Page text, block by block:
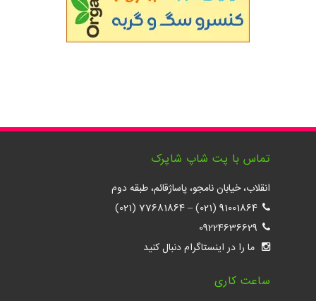
تماس با پت شاپ شاپرک
انقلاب، خیابان نامجو، پاساژقائم، طبقه دوم
91001864 (021)
–
77681864 (021)
09224636629
ما را در اینستاگرام دنبال کنید
ساعت کاری